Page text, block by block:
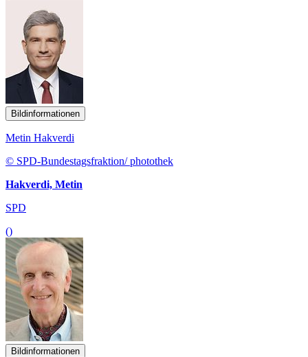
Bildinformationen
Metin Hakverdi
© SPD-Bundestagsfraktion/ photothek
Hakverdi, Metin
SPD
()
Bildinformationen